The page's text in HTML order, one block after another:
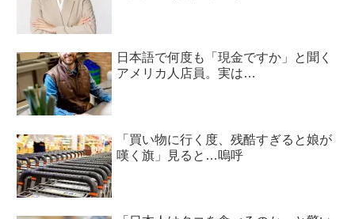
日本語で何度も「現金ですか」と聞く
アメリカ人店員。実は…
「買い物に行く度、残酷すぎると娘が
嘆く旗」見ると…嗚呼